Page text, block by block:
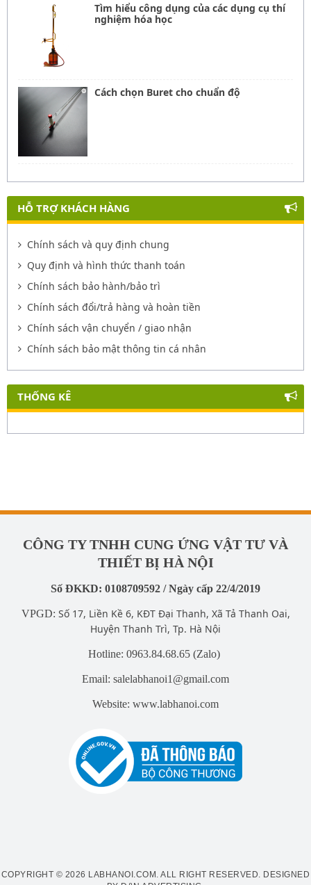
Tìm hiểu công dụng của các dụng cụ thí
nghiệm hóa học
Cách chọn Buret cho chuẩn độ
HỖ TRỢ KHÁCH HÀNG
Chính sách và quy định chung
Quy định và hình thức thanh toán
Chính sách bảo hành/bảo trì
Chính sách đổi/trả hàng và hoàn tiền
Chính sách vận chuyển / giao nhận
Chính sách bảo mật thông tin cá nhân
THỐNG KÊ
CÔNG TY TNHH CUNG ỨNG VẬT TƯ VÀ
THIẾT BỊ HÀ NỘI
Số ĐKKD: 0108709592 / Ngày cấp 22/4/2019
VPGD: Số 17, Liền Kề 6, KĐT Đại Thanh, Xã Tả Thanh Oai,
Huyện Thanh Trì, Tp. Hà Nội
Hotline: 0963.84.68.65 (Zalo)
Email: salelabhanoi1@gmail.com
Website: www.labhanoi.com
COPYRIGHT © 2026 LABHANOI.COM. ALL RIGHT RESERVED. DESIGNED